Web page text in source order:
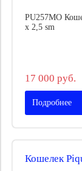
PU257MO
x 2,5 sm
17 000 руб.
Подробнее
Кошелек